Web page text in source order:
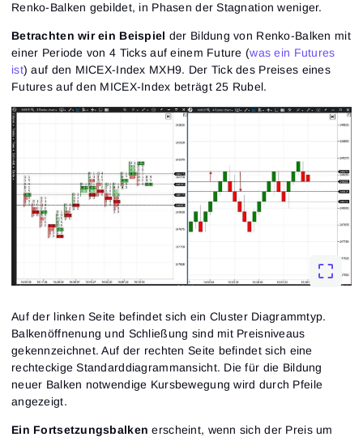
Renko-Balken gebildet, in Phasen der Stagnation weniger.
Betrachten wir ein Beispiel der Bildung von Renko-Balken mit
einer Periode von 4 Ticks auf einem Future (was ein Futures
ist) auf den MICEX-Index MXH9. Der Tick des Preises eines
Futures auf den MICEX-Index beträgt 25 Rubel.
Auf der linken Seite befindet sich ein Cluster Diagrammtyp.
Balkenöffnenung und Schließung sind mit Preisniveaus
gekennzeichnet. Auf der rechten Seite befindet sich eine
rechteckige Standarddiagrammansicht. Die für die Bildung
neuer Balken notwendige Kursbewegung wird durch Pfeile
angezeigt.
Ein Fortsetzungsbalken erscheint, wenn sich der Preis um